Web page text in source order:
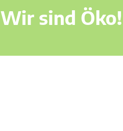
Wir sind Öko!